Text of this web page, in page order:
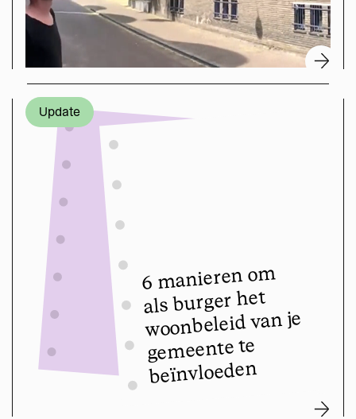
Update
6 manieren om
als burger het
woonbeleid van je
gemeente te
beïnvloeden